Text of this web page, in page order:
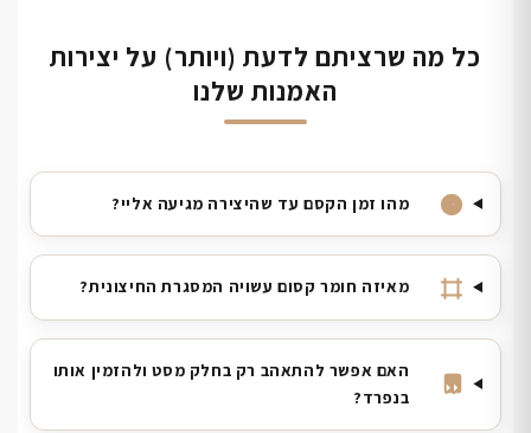
כל מה שרציתם לדעת (ויותר) על יצירות
האמנות שלנו
מהו זמן הקסם עד שהיצירה מגיעה אליי?
מאיזה חומר קסום עשויה המסגרת החיצונית?
האם אפשר להתאהב רק בחלק מסט ולהזמין אותו
בנפרד?